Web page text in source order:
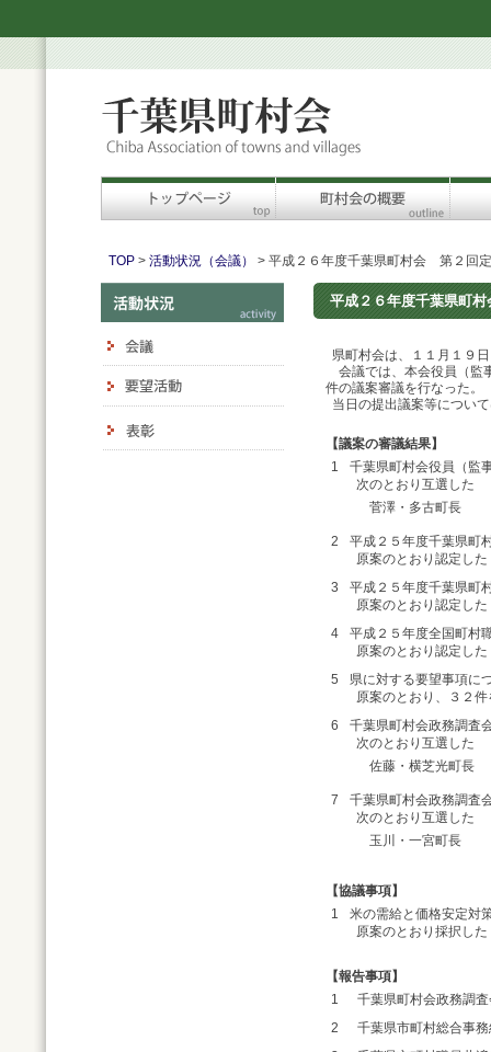
TOP> 活動状況（会議） > 平成２６年度千葉県町村会 第２回
平成２６年度千葉県町
県町村会は、１１月１９
会議では、本会役員（監
件の議案審議を行なった。
当日の提出議案等につい
【議案の審議結果】
1
千葉県町村会役員（監
次のとおり互選した
菅澤・多古町長
2
平成２５年度千葉県町
原案のとおり認定した
3
平成２５年度千葉県町
原案のとおり認定し
4
平成２５年度全国町村
原案のとおり認定し
5
県に対する要望事項に
原案のとおり、３２
6
千葉県町村会政務調査
次のとおり互選した
佐藤・横芝光町長
7
千葉県町村会政務調査
次のとおり互選した
玉川・一宮町長
【協議事項】
1
米の需給と価格安定対
原案のとおり採択した
【報告事項】
1
千葉県町村会政務調
2
千葉県市町村総合事